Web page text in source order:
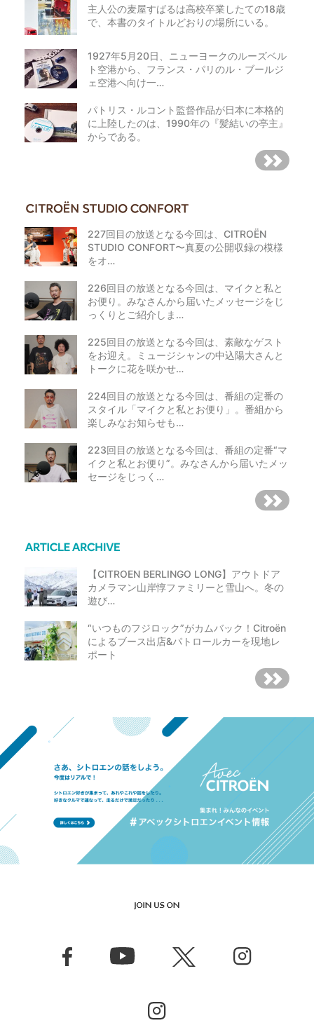
主人公の麦屋すばるは高校卒業したての18歳
で、本書のタイトルどおりの場所にいる。
1927年5月20日、ニューヨークのルーズベル
ト空港から、フランス・パリのル・ブールジ
ェ空港へ向け一…
パトリス・ルコント監督作品が日本に本格的
に上陸したのは、1990年の『髪結いの亭主』
からである。
227回目の放送となる今回は、CITROËN
STUDIO CONFORT〜真夏の公開収録の模様
をオ…
226回目の放送となる今回は、マイクと私と
お便り。みなさんから届いたメッセージをじ
っくりとご紹介しま…
225回目の放送となる今回は、素敵なゲスト
をお迎え。ミュージシャンの中込陽大さんと
トークに花を咲かせ…
224回目の放送となる今回は、番組の定番の
スタイル「マイクと私とお便り」。番組から
楽しみなお知らせも…
223回目の放送となる今回は、番組の定番“マ
イクと私とお便り”。みなさんから届いたメッ
セージをじっく…
【CITROEN BERLINGO LONG】アウトドア
カメラマン山岸惇ファミリーと雪山へ。冬の
遊び…
“いつものフジロック”がカムバック！Citroën
によるブース出店&パトロールカーを現地レ
ポート